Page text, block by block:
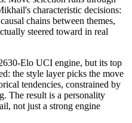
characteristic decisions:
chains between themes,
steered toward in real
Elo UCI engine, but its top
the style layer picks the move
tendencies, constrained by
The result is a personality
not just a strong engine